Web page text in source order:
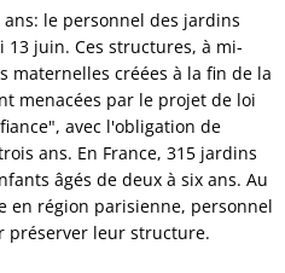
le personnel des jardins
juin. Ces structures, à mi-
maternelles créées à la fin de la
menacées par le projet de loi
avec l'obligation de
ans. En France, 315 jardins
âgés de deux à six ans. Au
en région parisienne, personnel
préserver leur structure.